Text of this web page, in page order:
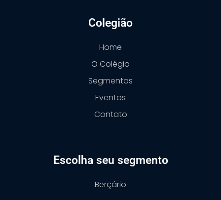
Colegião
Home
O Colégio
Segmentos
Eventos
Contato
Escolha seu segmento
Berçário